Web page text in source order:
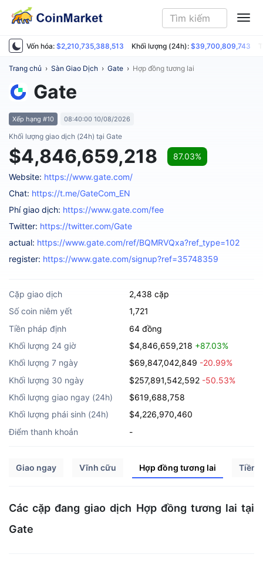
Vốn hóa: $2,210,735,388,513 Khối lượng (24h): $39,700,809,743
Trang chủ › Sàn Giao Dịch › Gate › Hợp đồng tương lai
Gate
Xếp hạng #10 08:40:00 10/08/2026
Khối lượng giao dịch (24h) tại Gate
$4,846,659,218 87.03%
Website: https://www.gate.com/
Chat: https://t.me/GateCom_EN
Phí giao dịch: https://www.gate.com/fee
Twitter: https://twitter.com/Gate
actual: https://www.gate.com/ref/BQMRVQxa?ref_type=102
register: https://www.gate.com/signup?ref=35748359
Cặp giao dịch
2,438 cặp
Số coin niêm yết
1,721
Tiền pháp định
64 đồng
Khối lượng 24 giờ
$4,846,659,218 +87.03%
Khối lượng 7 ngày
$69,847,042,849 -20.99%
Khối lượng 30 ngày
$257,891,542,592 -50.53%
Khối lượng giao ngay (24h)
$619,688,758
Khối lượng phái sinh (24h)
$4,226,970,460
Điểm thanh khoản
-
Giao ngay Vĩnh cữu Hợp đồng tương lai Tiền
Các cặp đang giao dịch Hợp đồng tương lai tại
Gate